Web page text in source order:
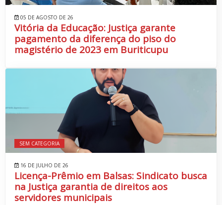
05 DE AGOSTO DE 26
Vitória da Educação: Justiça garante
pagamento da diferença do piso do
magistério de 2023 em Buriticupu
SEM CATEGORIA
16 DE JULHO DE 26
Licença-Prêmio em Balsas: Sindicato busca
na Justiça garantia de direitos aos
servidores municipais